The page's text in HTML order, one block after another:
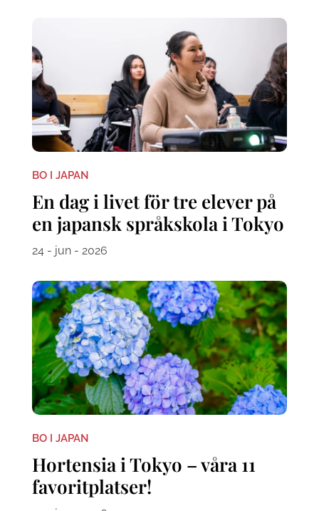
BO I JAPAN
En dag i livet för tre elever på
en japansk språkskola i Tokyo
24 - jun - 2026
BO I JAPAN
Hortensia i Tokyo – våra 11
favoritplatser!